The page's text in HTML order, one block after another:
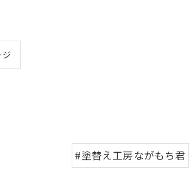
ジ
#塗替え工房ながもち君